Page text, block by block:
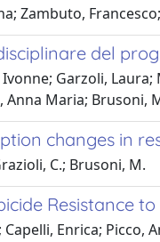
Zambuto,
del
Garzoli,
Anna Maria; Brusoni,
changes in
C.; Brusoni, M.
Resistance
Enrica;